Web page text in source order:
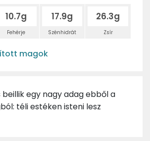
10.7g
Fehérje
17.9g
Szénhidrát
26.3g
Zsír
magok
beillik egy nagy adag ebből a
téli estéken isteni lesz